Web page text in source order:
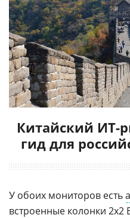
Китайский ИТ-
гид для
У обоих мониторов есть
встроенные колонки 2х2